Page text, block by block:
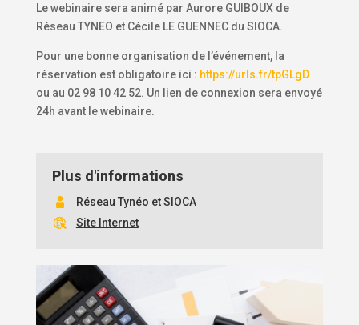
Le webinaire sera animé par Aurore GUIBOUX de
Réseau TYNEO et Cécile LE GUENNEC du SIOCA.
Pour une bonne organisation de l’événement, la
réservation est obligatoire ici : https://urls.fr/tpGLgD
ou au 02 98 10 42 52. Un lien de connexion sera envoyé
24h avant le webinaire.
Plus d'informations
Réseau Tynéo et SIOCA
Site Internet